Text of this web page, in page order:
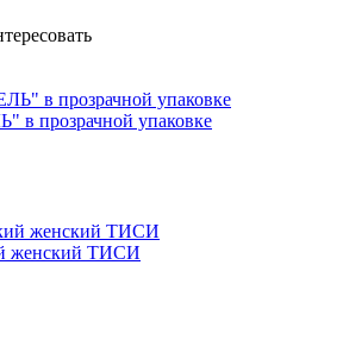
в прозрачной упаковке
женский ТИСИ